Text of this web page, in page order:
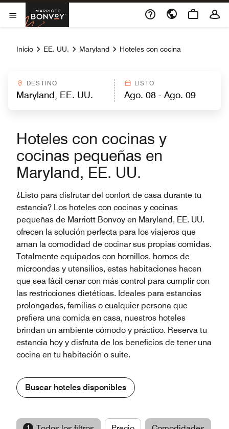
Skip to Content
Abrir el menú
Marriott Bonvoy
Inicio EE. UU. Maryland Hoteles con cocina
DESTINO LISTO
Hoteles con cocinas y
cocinas pequeñas en
Maryland, EE. UU.
¿Listo para disfrutar del confort de casa durante tu
estancia? Los hoteles con cocinas y cocinas
pequeñas de Marriott Bonvoy en Maryland, EE. UU.
ofrecen la solución perfecta para los viajeros que
aman la comodidad de cocinar sus propias comidas.
Totalmente equipados con hornillos, hornos de
microondas y utensilios, estas habitaciones hacen
que sea fácil cenar con más control para cumplir con
las restricciones dietéticas. Ideales para estancias
prolongadas, familias o cualquier persona que
prefiera una comida en casa, nuestros hoteles
brindan un ambiente cómodo y práctico. Reserva tu
estancia hoy y disfruta de los beneficios de tener una
cocina en tu habitación o suite.
Buscar hoteles disponibles